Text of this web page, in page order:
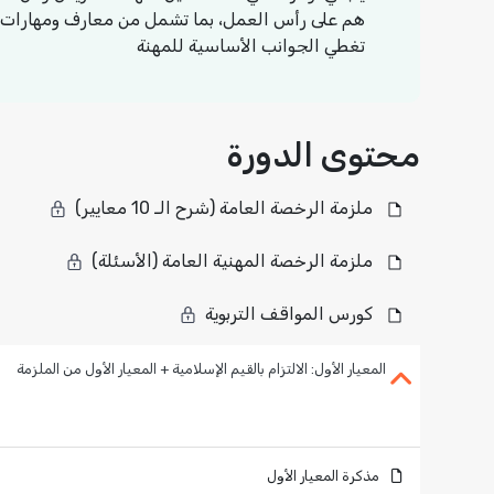
هم على رأس العمل، بما تشمل من معارف ومهارات
تغطي الجوانب الأساسية للمهنة
محتوى الدورة
ملزمة الرخصة العامة (شرح الـ 10 معايير)
ملزمة الرخصة المهنية العامة (الأسئلة)
كورس المواقف التربوية
المعيار الأول: الالتزام بالقيم الإسلامية + المعيار الأول من الملزمة
مذكرة المعيار الأول